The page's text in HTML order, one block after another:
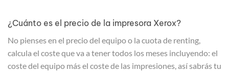
¿Cuánto es el precio de la impresora Xerox?
No pienses en el precio del equipo o la cuota de renting,
calcula el coste que va a tener todos los meses incluyendo: el
coste del equipo más el coste de las impresiones, así sabrás tu